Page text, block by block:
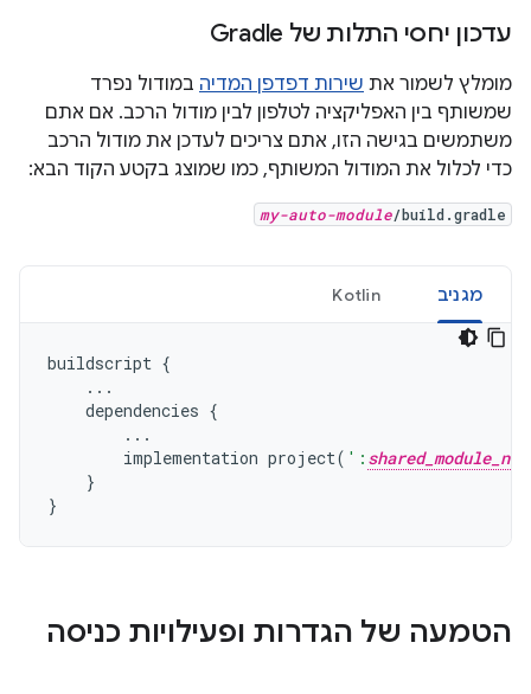
עדכון יחסי התלות של Gradle
מומלץ לשמור את שירות דפדפן המדיה במודול נפרד
שמשותף בין האפליקציה לטלפון לבין מודול הרכב. אם אתם
משתמשים בגישה הזו, אתם צריכים לעדכן את מודול הרכב
כדי לכלול את המודול המשותף, כמו שמוצג בקטע הקוד הבא:
my-auto-module/build.gradle
מגניב Kotlin
buildscript {
...
dependencies {
...
implementation project( ':
}
}
הטמעה של הגדרות ופעילויות כניסה